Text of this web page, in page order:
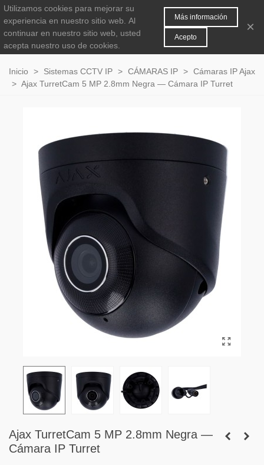
0
Inicio > Sistemas CCTV IP > CÁMARAS IP > Cámaras IP Ajax
> Ajax TurretCam 5 MP 2.8mm Negra — Cámara IP Turret
Ajax TurretCam 5 MP 2.8mm Negra —
Cámara IP Turret
Utilizamos cookies para mejorar su
experiencia en nuestro sitio web. Al
continuar en nuestro sitio web, usted
acepta nuestro uso de cookies.
Más información
Acepto
×